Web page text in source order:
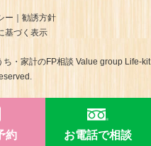
ー
勧誘方針
基づく表示
・家計のFP相談 Value group Life-kit
ホームページ制作 福岡
約 お電話で相談